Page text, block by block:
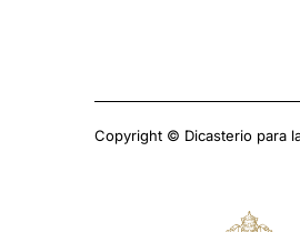
Copyright © Dicasterio para